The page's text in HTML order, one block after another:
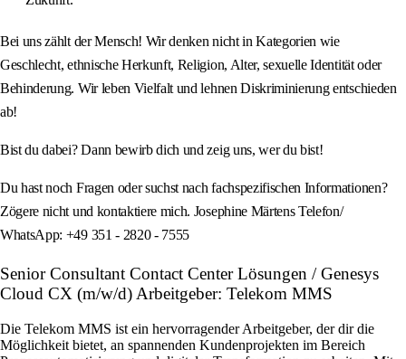
Bei uns zählt der Mensch! Wir denken nicht in Kategorien wie
Geschlecht, ethnische Herkunft, Religion, Alter, sexuelle Identität oder
Behinderung. Wir leben Vielfalt und lehnen Diskriminierung entschieden
ab!
Bist du dabei? Dann bewirb dich und zeig uns, wer du bist!
Du hast noch Fragen oder suchst nach fachspezifischen Informationen?
Zögere nicht und kontaktiere mich. Josephine Märtens Telefon/
WhatsApp: +49 351 - 2820 - 7555
Senior Consultant Contact Center Lösungen / Genesys
Cloud CX (m/w/d) Arbeitgeber: Telekom MMS
Die Telekom MMS ist ein hervorragender Arbeitgeber, der dir die
Möglichkeit bietet, an spannenden Kundenprojekten im Bereich